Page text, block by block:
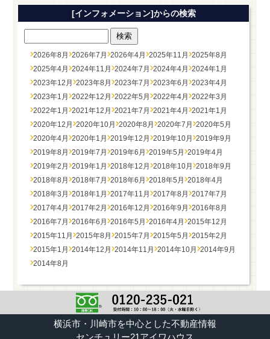
[インフォメーション]からの検索
2026年8月 2026年7月 2026年4月 2025年11月 2025年8月
2025年4月 2024年11月 2024年7月 2024年4月 2024年1月
2023年12月 2023年8月 2023年7月 2023年6月 2023年4月
2023年1月 2022年12月 2022年5月 2022年4月 2022年3月
2022年1月 2021年12月 2021年7月 2021年4月 2021年1月
2020年12月 2020年10月 2020年8月 2020年7月 2020年5月
2020年4月 2020年1月 2019年12月 2019年10月 2019年9月
2019年8月 2019年7月 2019年6月 2019年5月 2019年4月
2019年2月 2019年1月 2018年12月 2018年10月 2018年9月
2018年8月 2018年7月 2018年6月 2018年5月 2018年4月
2018年3月 2018年1月 2017年11月 2017年8月 2017年7月
2017年4月 2017年2月 2016年12月 2016年9月 2016年8月
2016年7月 2016年6月 2016年5月 2016年4月 2015年12月
2015年11月 2015年8月 2015年7月 2015年5月 2015年2月
2015年1月 2014年12月 2014年11月 2014年10月 2014年9月
2014年8月
横浜市・川崎市を中心とした不動産情報
センチュリー21アイワハウス